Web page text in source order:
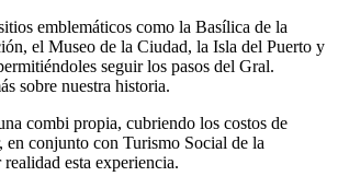
emblemáticos como la Basílica de la
el Museo de la Ciudad, la Isla del Puerto y
seguir los pasos del Gral.
sobre nuestra historia.
combi propia, cubriendo los costos de
en conjunto con Turismo Social de la
esta experiencia.